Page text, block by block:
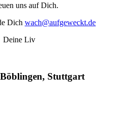
uns auf Dich.
Dich wach@aufgeweckt.de
Deine Liv
Stuttgart